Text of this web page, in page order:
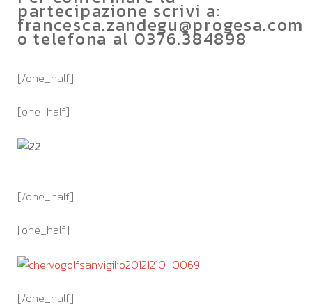
partecipazione scrivi a:
francesca.zandegu@progesa.com
o telefona al 0376.384898
[/one_half]
[one_half]
[/one_half]
[one_half]
[/one_half]